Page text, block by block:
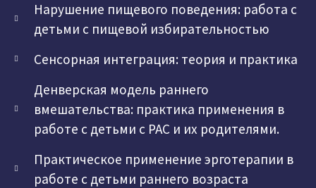
Нарушение пищевого поведения: работа с
детьми с пищевой избирательностью
Сенсорная интеграция: теория и практика
Денверская модель раннего
вмешательства: практика применения в
работе с детьми с РАС и их родителями.
Практическое применение эрготерапии в
работе с детьми раннего возраста